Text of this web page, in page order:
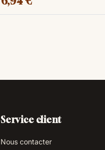
Service client
Nous contacter